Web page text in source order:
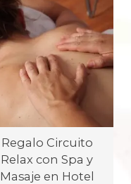
Regalo Circuito
Relax con Spa y
Masaje en Hotel